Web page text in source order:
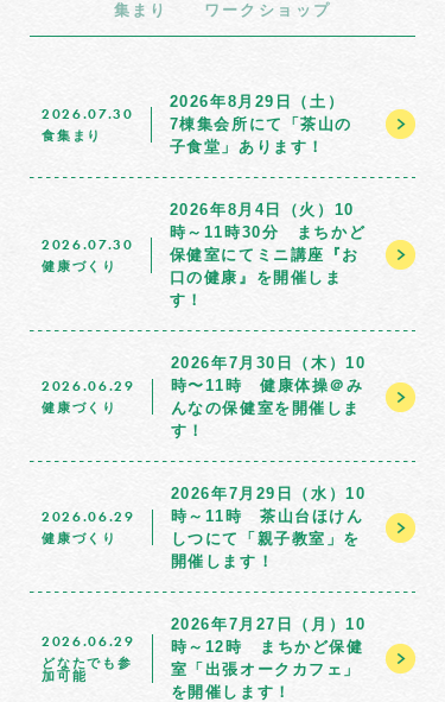
集まり
ワークショップ
2026.07.30
食集まり
2026年8月29日（土）
7棟集会所にて「茶山の
子食堂」あります！
2026.07.30
健康づくり
2026年8月4日（火）10
時～11時30分 まちかど
保健室にてミニ講座『お
口の健康』を開催しま
す！
2026.06.29
健康づくり
2026年7月30日（木）10
時〜11時 健康体操＠み
んなの保健室を開催しま
す！
2026.06.29
健康づくり
2026年7月29日（水）10
時～11時 茶山台ほけん
しつにて「親子教室」を
開催します！
2026.06.29
どなたでも参
加可能
2026年7月27日（月）10
時～12時 まちかど保健
室「出張オークカフェ」
を開催します！